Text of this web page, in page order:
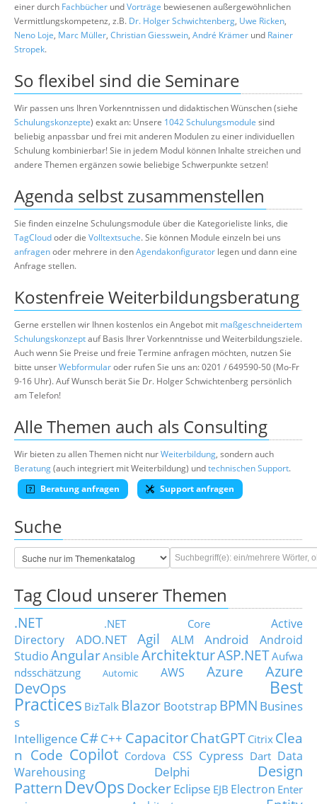
einer durch Fachbücher undVorträge bewiesenen außergewöhnlichen
Vermittlungskompetenz, z.B. Dr. Holger Schwichtenberg, Uwe Ricken,
Neno Loje, Marc Müller, Christian Giesswein, André Krämer und Rainer
Stropek.
So flexibel sind die Seminare
Wir passen uns Ihren Vorkenntnissen und didaktischen Wünschen (siehe
Schulungskonzepte) exakt an: Unsere 1042 Schulungsmodule sind
beliebig anpassbar und frei mit anderen Modulen zu einer individuellen
Schulung kombinierbar! Sie in jedem Modul können Inhalte streichen und
andere Themen ergänzen sowie beliebige Schwerpunkte setzen!
Agenda selbst zusammenstellen
Sie finden einzelne Schulungsmodule über die Kategorieliste links, die
TagCloudoder die Volltextsuche. Sie können Module einzeln bei uns
anfragenoder mehrere in denAgendakonfigurator legen und dann eine
Anfrage stellen.
Kostenfreie Weiterbildungsberatung
Gerne erstellen wir Ihnen kostenlos ein Angebot mit maßgeschneidertem
Schulungskonzeptauf Basis Ihrer Vorkenntnisse und Weiterbildungsziele.
Auch wenn Sie Preise und freie Termine anfragen möchten, nutzen Sie
bitte unserWebformularoder rufen Sie uns an: 0201 / 649590-50 (Mo-Fr
9-16 Uhr). Auf Wunsch berät Sie Dr. Holger Schwichtenberg persönlich
am Telefon!
Alle Themen auch als Consulting
Wir bieten zu allen Themen nicht nurWeiterbildung, sondern auch
Beratung(auch integriert mit Weiterbildung) undtechnischen Support.
Beratung anfragen
Support anfragen
Suche
Tag Cloud unserer Themen
.NET .NET Core
Active
Directory
ADO.NET Agil ALM Android
Android
StudioAngularAnsible ArchitekturASP.NETAufwa
ndsschätzung
Automic AWS Azure
Azure
DevOps
Best
Practices BizTalk Blazor Bootstrap BPMN Busines
s
Intelligence C#C++ CapacitorChatGPT Citrix Clea
n Code Copilot Cordova CSS Cypress Dart Data
Warehousing
Delphi
Design
Pattern DevOps DockerEclipse EJB Electron Enter